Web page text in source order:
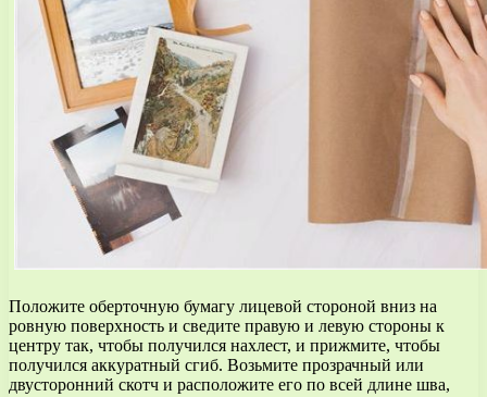
Положите оберточную бумагу лицевой стороной вниз на
ровную поверхность и сведите правую и левую стороны к
центру так, чтобы получился нахлест, и прижмите, чтобы
получился аккуратный сгиб. Возьмите прозрачный или
двусторонний скотч и расположите его по всей длине шва,